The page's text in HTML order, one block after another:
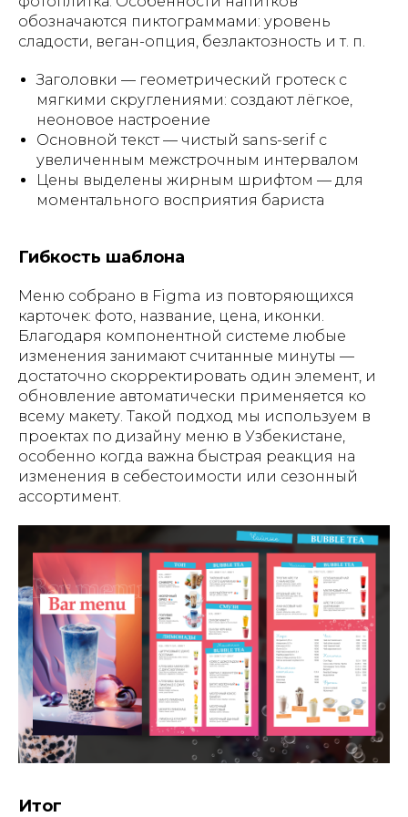
обозначаются пиктограммами: уровень
сладости, веган-опция, безлактозность и т. п.
Заголовки — геометрический гротеск с
мягкими скруглениями: создают лёгкое,
неоновое настроение
Основной текст — чистый sans-serif с
увеличенным межстрочным интервалом
Цены выделены жирным шрифтом — для
моментального восприятия бариста
Гибкость шаблона
Меню собрано в Figma из повторяющихся
карточек: фото, название, цена, иконки.
Благодаря компонентной системе любые
изменения занимают считанные минуты —
достаточно скорректировать один элемент, и
обновление автоматически применяется ко
всему макету. Такой подход мы используем в
проектах по дизайну меню в Узбекистане,
особенно когда важна быстрая реакция на
изменения в себестоимости или сезонный
ассортимент.
Итог